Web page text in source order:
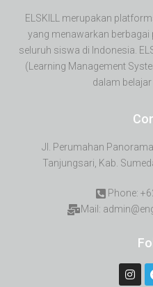
ELSKILL merupakan
yang menawarkan
seluruh siswa di Indonesia.
(Learning Management
dalam
Jl. Perumahan
Tanjungsari, Kab.
Phone:
Mail: